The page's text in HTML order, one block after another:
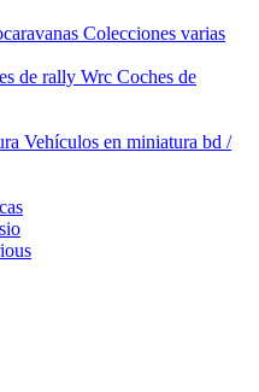
Colecciones varias
de rally Wrc Coches de
Vehículos en miniatura bd /